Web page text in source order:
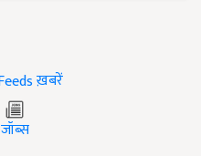
ख़बरें
जॉब्स